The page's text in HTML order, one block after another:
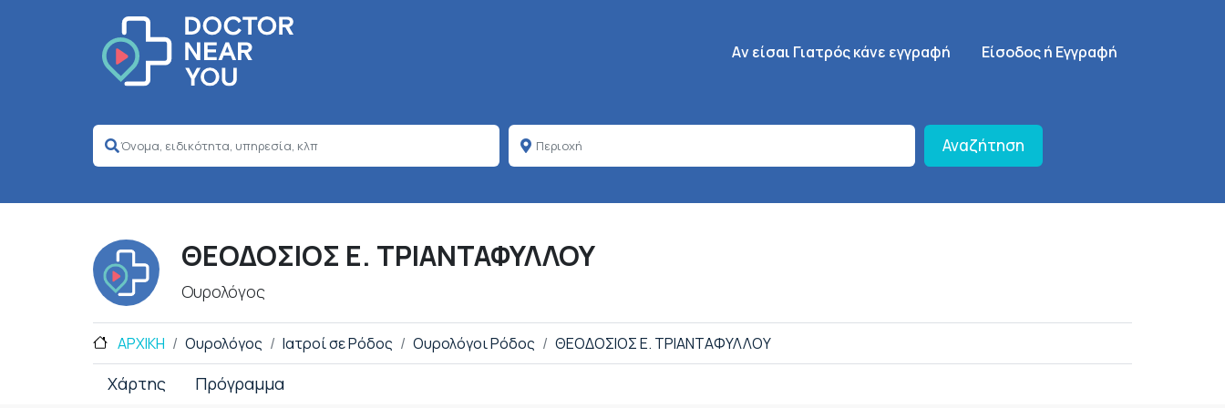
Κεντρική πλοήγηση
Aν είσαι Γιατρός κάνε εγγραφή SignUp Menu
Είσοδος ή Εγγραφή
Αναζήτηση
ΘΕΟΔΟΣΙΟΣ Ε. ΤΡΙΑΝΤΑΦΥΛΛΟΥ
Ουρολόγος
ΑΡΧΙΚΗ Ουρολόγος Ιατροί σε Ρόδος Ουρολόγοι Ρόδος ΘΕΟΔΟΣΙΟΣ Ε. ΤΡΙΑΝΤΑΦΥΛΛΟΥ
Χάρτης Πρόγραμμα